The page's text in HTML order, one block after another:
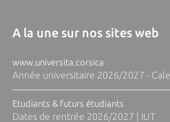
A la une sur nos sites web
www.universita.corsica
Année universitaire 2026/2027 -
Etudiants & futurs étudiants
Dates de rentrée 2026/2027 | IUT